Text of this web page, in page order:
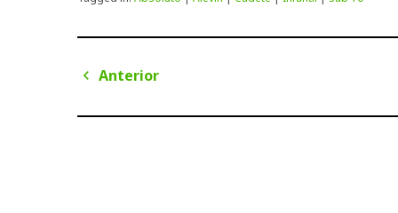
Navegación
de
Anterior